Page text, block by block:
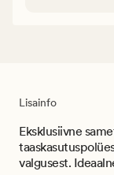
Lisainfo
Eksklusiivne
valgusest.